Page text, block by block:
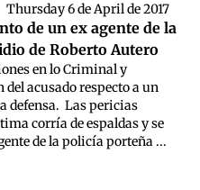
Thursday 6 de April de 2017
de un ex agente de la
de Roberto Autero
en lo Criminal y
acusado respecto a un
defensa. Las pericias
corría de espaldas y se
de la policía porteña ...